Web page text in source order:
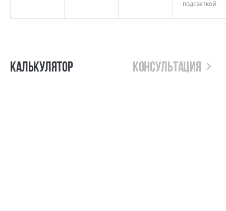
подсветкой.
Калькулятор Консультация